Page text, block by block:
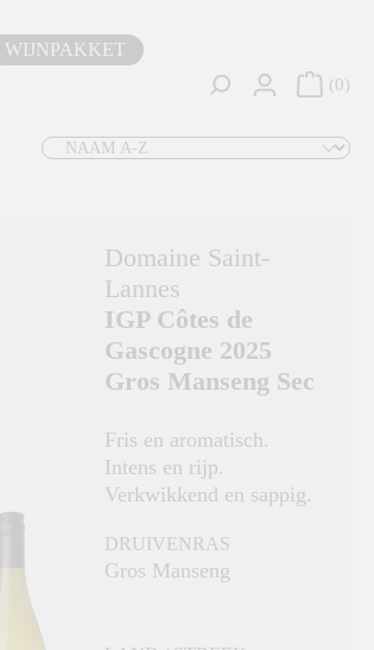
WIJNPAKKET
0
Domaine Saint-
Lannes
IGP Côtes de
Gascogne 2025
Gros Manseng Sec
Fris en aromatisch.
Intens en rijp.
Verkwikkend en sappig.
DRUIVENRAS
Gros Manseng